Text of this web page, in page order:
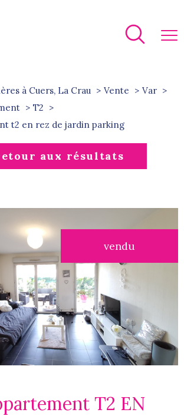
à Cuers, La Crau Vente
Var
T2
t2 en rez de jardin parking
aux résultats
vendu
T2 EN